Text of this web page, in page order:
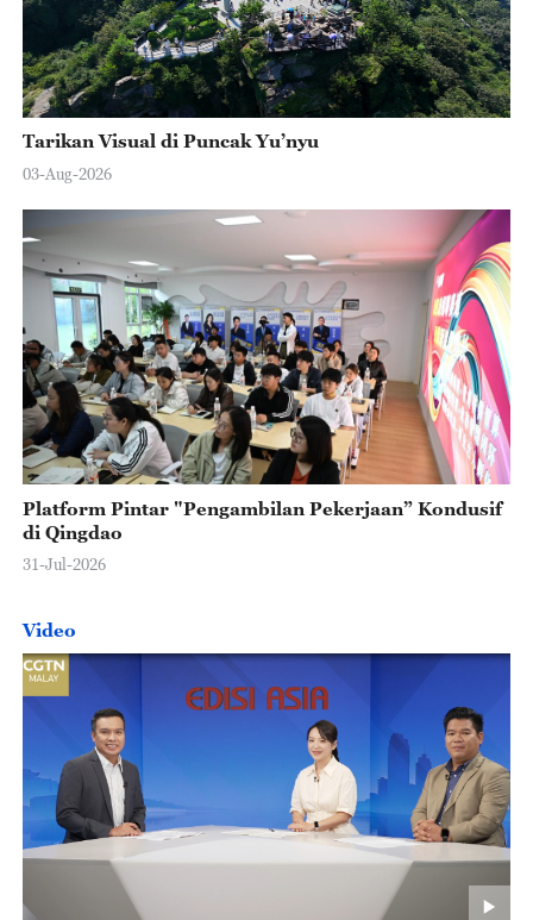
Tarikan Visual di Puncak Yu’nyu
03-Aug-2026
Platform Pintar "Pengambilan Pekerjaan” Kondusif
di Qingdao
31-Jul-2026
Video